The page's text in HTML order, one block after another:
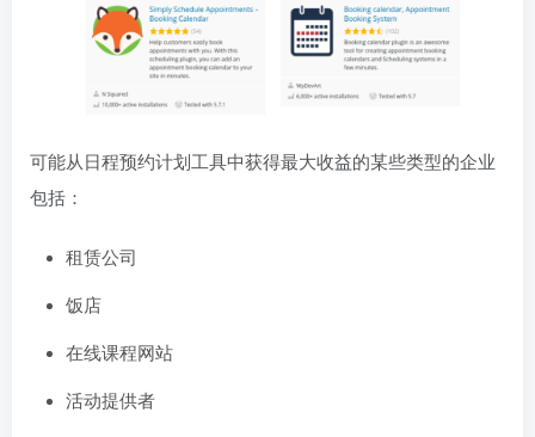
可能从日程预约计划工具中获得最大收益的某些类型的企业
包括：
租赁公司
饭店
在线课程网站
活动提供者